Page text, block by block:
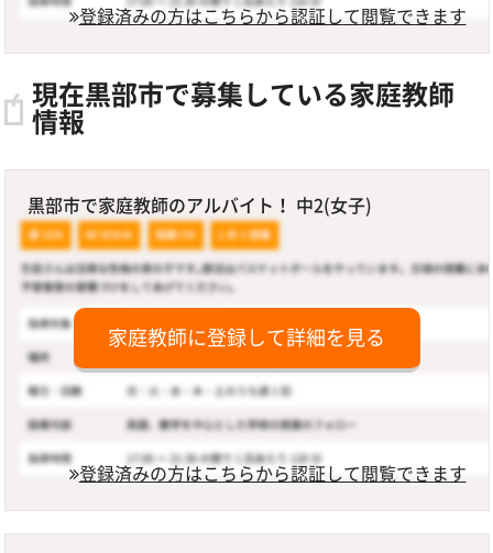
登録済みの方はこちらから認証して閲覧できます
現在黒部市で募集している家庭教師
情報
黒部市で家庭教師のアルバイト！ 中2(女子)
家庭教師に登録して詳細を見る
登録済みの方はこちらから認証して閲覧できます